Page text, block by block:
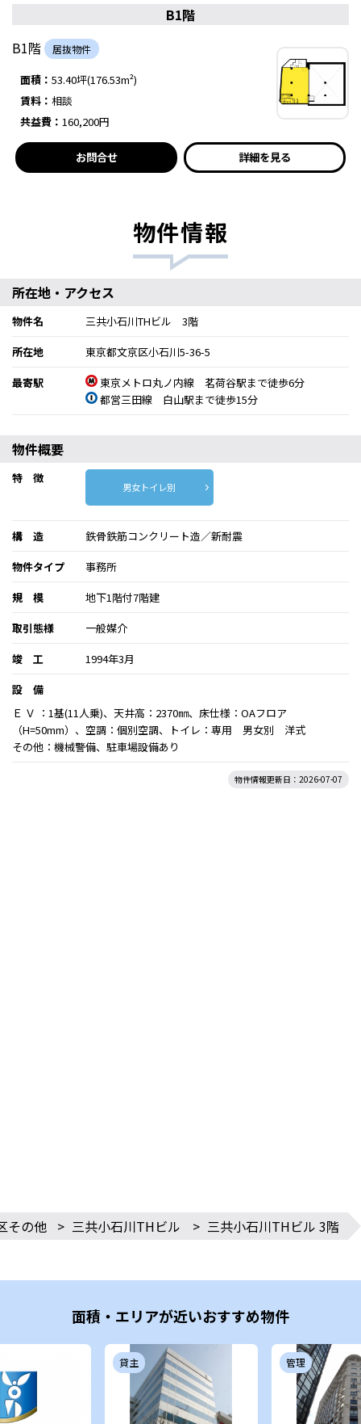
B1階
B1階
居抜物件
面積： 53.40坪(176.53m²)
賃料： 相談
共益費： 160,200円
お問合せ 詳細を見る
物件情報
所在地・アクセス
物件名
三共小石川THビル 3階
所在地
東京都文京区小石川5-36-5
最寄駅
東京メトロ丸ノ内線 茗荷谷駅まで徒歩6分
都営三田線 白山駅まで徒歩15分
物件概要
特 徴
男女トイレ別
構 造
鉄骨鉄筋コンクリート造／新耐震
物件タイプ
事務所
規 模
地下1階付7階建
取引態様
一般媒介
竣 工
1994年3月
設 備
Ｅ Ｖ ：1基(11人乗)、天井高：2370㎜、床仕様：OAフロア
（H=50mm）、空調：個別空調、トイレ：専用 男女別 洋式
その他：機械警備、駐車場設備あり
物件情報更新日：2026-07-07
その他 > 三共小石川THビル > 三共小石川THビル 3階
面積・エリアが近いおすすめ物件
貸主 管理